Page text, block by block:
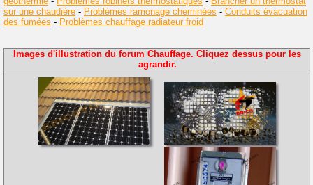
sur une chaudière - Problèmes ramonage cheminées - Conduits évacuation
des fumées - Problèmes chauffage radiateur froid
Images d'illustration du forum Chauffage. Cliquez dessus pour les
agrandir.